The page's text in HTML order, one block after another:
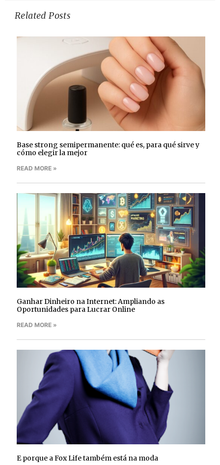
Related Posts
Base strong semipermanente: qué es, para qué sirve y
cómo elegir la mejor
READ MORE »
Ganhar Dinheiro na Internet: Ampliando as
Oportunidades para Lucrar Online
READ MORE »
E porque a Fox Life também está na moda